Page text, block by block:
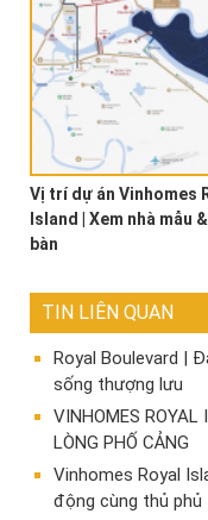
Vị trí dự án Vinhomes
Island | Xem nhà mẫu
bàn
TIN LIÊN QUAN
Royal Boulevard |
sống thượng lưu
VINHOMES
LÒNG PHỐ CẢNG
Vinhomes Royal
động cùng thủ phủ